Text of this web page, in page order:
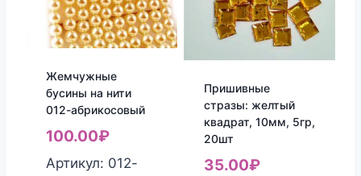
Жемчужные
бусины на нити
012-абрикосовый
100.00₽
Артикул: 012-
Пришивные
стразы: желтый
квадрат, 10мм, 5гр,
20шт
35.00₽